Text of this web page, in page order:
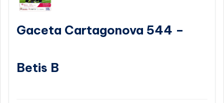
Gaceta Cartagonova 544 –
Betis B